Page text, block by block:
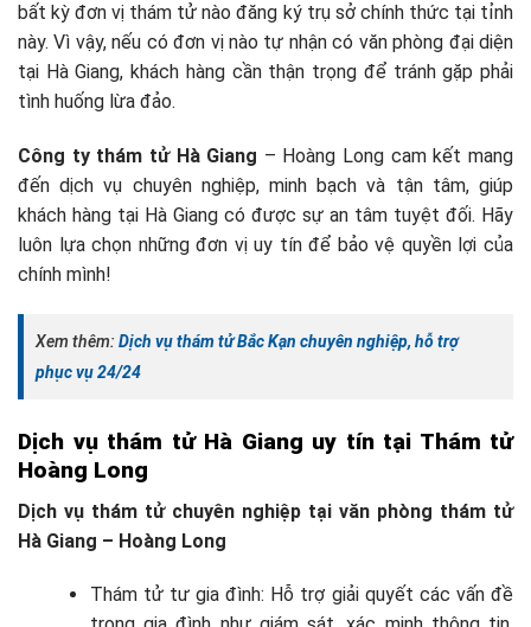
bất kỳ đơn vị thám tử nào đăng ký trụ sở chính thức tại tỉnh
này. Vì vậy, nếu có đơn vị nào tự nhận có văn phòng đại diện
tại Hà Giang, khách hàng cần thận trọng để tránh gặp phải
tình huống lừa đảo.
Công ty thám tử Hà Giang – Hoàng Long cam kết mang
đến dịch vụ chuyên nghiệp, minh bạch và tận tâm, giúp
khách hàng tại Hà Giang có được sự an tâm tuyệt đối. Hãy
luôn lựa chọn những đơn vị uy tín để bảo vệ quyền lợi của
chính mình!
Xem thêm: Dịch vụ thám tử Bắc Kạn chuyên nghiệp, hỗ trợ
phục vụ 24/24
Dịch vụ thám tử Hà Giang uy tín tại Thám tử
Hoàng Long
Dịch vụ thám tử chuyên nghiệp tại văn phòng thám tử
Hà Giang – Hoàng Long
Thám tử tư gia đình: Hỗ trợ giải quyết các vấn đề